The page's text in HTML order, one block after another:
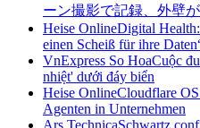
ーン撮影で記録、外壁
Heise OnlineDigital
einen Scheiß für ihre
VnExpress So HoaCuộc
nhiệt' dưới đáy biển
Heise OnlineCloudflare
Agenten in Unternehmen
Ars TechnicaSchwartz